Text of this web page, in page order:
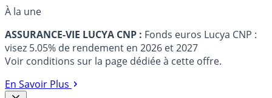
À la une
ASSURANCE-VIE LUCYA CNP : Fonds euros Lucya CNP :
visez 5.05% de rendement en 2026 et 2027
Voir conditions sur la page dédiée à cette offre.
En Savoir Plus